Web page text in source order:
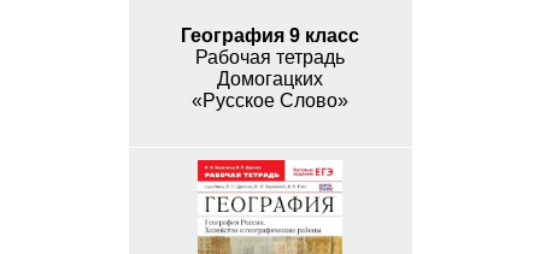
География 9 класс
Рабочая тетрадь
Домогацких
«Русское Слово»